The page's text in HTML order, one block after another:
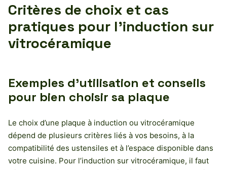
Critères de choix et cas
pratiques pour l’induction sur
vitrocéramique
Exemples d’utilisation et conseils
pour bien choisir sa plaque
Le choix d’une plaque à induction ou vitrocéramique
dépend de plusieurs critères liés à vos besoins, à la
compatibilité des ustensiles et à l’espace disponible dans
votre cuisine. Pour l’induction sur vitrocéramique, il faut